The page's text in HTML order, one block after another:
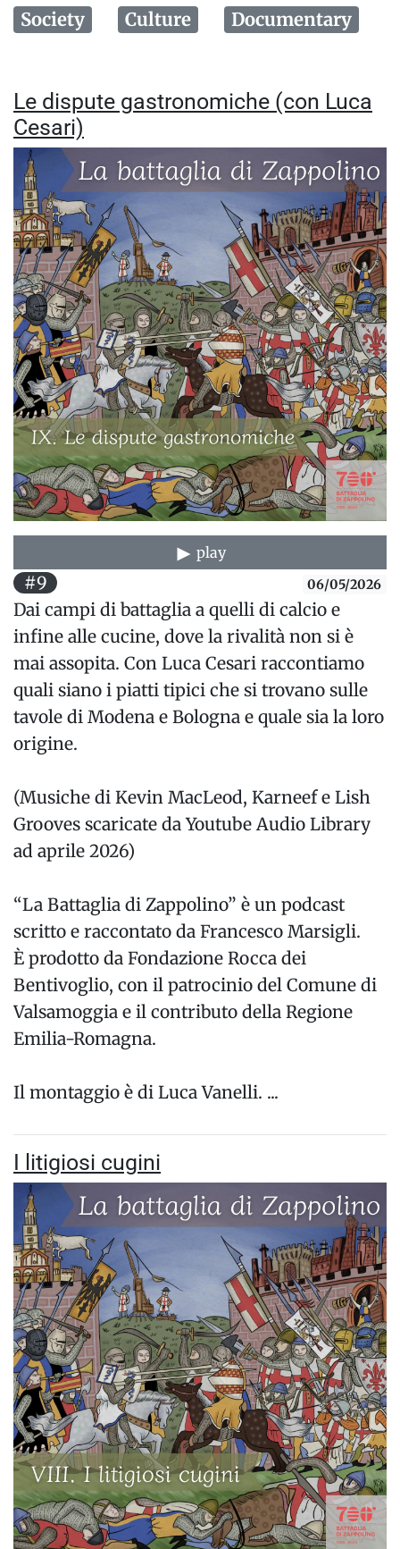
Society
Culture Documentary
Le dispute gastronomiche (con Luca
Cesari)
play
#9 06/05/2026
Dai campi di battaglia a quelli di calcio e
infine alle cucine, dove la rivalità non si è
mai assopita. Con Luca Cesari raccontiamo
quali siano i piatti tipici che si trovano sulle
tavole di Modena e Bologna e quale sia la loro
origine.
(Musiche di Kevin MacLeod, Karneef e Lish
Grooves scaricate da Youtube Audio Library
ad aprile 2026)
“La Battaglia di Zappolino” è un podcast
scritto e raccontato da Francesco Marsigli.
È prodotto da Fondazione Rocca dei
Bentivoglio, con il patrocinio del Comune di
Valsamoggia e il contributo della Regione
Emilia-Romagna.
Il montaggio è di Luca Vanelli. ...
I litigiosi cugini